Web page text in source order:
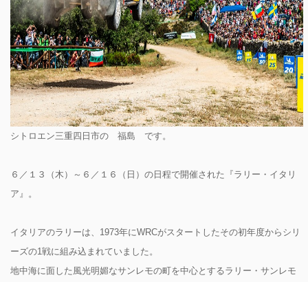
シトロエン三重四日市の 福島 です。
６／１３（木）～６／１６（日）の日程で開催された『ラリー・イタリ
ア』。
イタリアのラリーは、1973年にWRCがスタートしたその初年度からシリ
ーズの1戦に組み込まれていました。
地中海に面した風光明媚なサンレモの町を中心とするラリー・サンレモ